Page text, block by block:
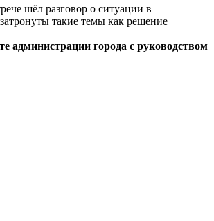
шёл разговор о ситуации в
такие темы как решение
администрации города с руководством